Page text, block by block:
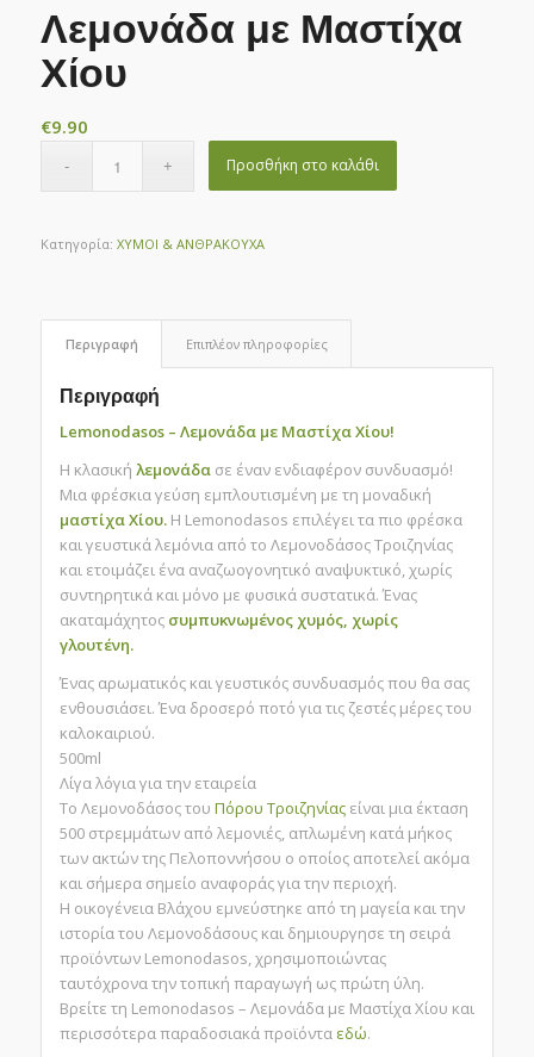
Λεμονάδα με Μαστίχα
Χίου
€9.90
Προσθήκη στο καλάθι
Κατηγορία: ΧΥΜΟΙ & ΑΝΘΡΑΚΟΥΧΑ
Περιγραφή Επιπλέον πληροφορίες
Περιγραφή
Lemonodasos – Λεμονάδα με Μαστίχα Χίου!
Η κλασική λεμονάδασε έναν ενδιαφέρον συνδυασμό!
Μια φρέσκια γεύση εμπλουτισμένη με τη μοναδική
μαστίχα Χίου.Η Lemonodasos επιλέγει τα πιο φρέσκα
και γευστικά λεμόνια από το Λεμονοδάσος Τροιζηνίας
και ετοιμάζει ένα αναζωογονητικό αναψυκτικό, χωρίς
συντηρητικά και μόνο με φυσικά συστατικά. Ένας
ακαταμάχητος συμπυκνωμένος χυμός, χωρίς
γλουτένη.
Ένας αρωματικός και γευστικός συνδυασμός που θα σας
ενθουσιάσει. Ένα δροσερό ποτό για τις ζεστές μέρες του
καλοκαιριού.
500ml
Λίγα λόγια για την εταιρεία
Το Λεμονοδάσος του Πόρου Τροιζηνίαςείναι μια έκταση
500 στρεμμάτων από λεμονιές, απλωμένη κατά μήκος
των ακτών της Πελοποννήσου ο οποίος αποτελεί ακόμα
και σήμερα σημείο αναφοράς για την περιοχή.
Η οικογένεια Βλάχου εμνεύστηκε από τη μαγεία και την
ιστορία του Λεμονοδάσους και δημιουργησε τη σειρά
προϊόντων Lemonodasos, χρησιμοποιώντας
ταυτόχρονα την τοπική παραγωγή ως πρώτη ύλη.
Βρείτε τη Lemonodasos – Λεμονάδα με Μαστίχα Χίου και
περισσότερα παραδοσιακά προϊόντα εδώ.